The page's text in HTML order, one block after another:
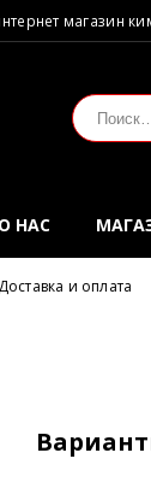
магазин
О НАС
Доставка и оплата